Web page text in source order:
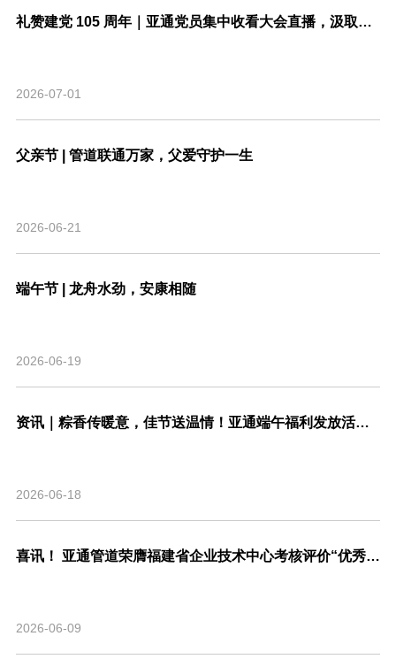
礼赞建党 105 周年｜亚通党员集中收看大会直播，汲取奋进力量
2026-07-01
父亲节 | 管道联通万家，父爱守护一生
2026-06-21
端午节 | 龙舟水劲，安康相随
2026-06-19
资讯｜粽香传暖意，佳节送温情！亚通端午福利发放活动圆满结束！
2026-06-18
喜讯！ 亚通管道荣膺福建省企业技术中心考核评价“优秀”等级，系省内管道行业唯一！
2026-06-09